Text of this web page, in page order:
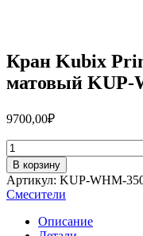
Кран Kubix
матовый KUP-
9700,00₽
Количество
товара
Кран
Kubix
Prime,
рычаж.,
В корзину
Артикул: KUP-WHM-
Смесители
Описание